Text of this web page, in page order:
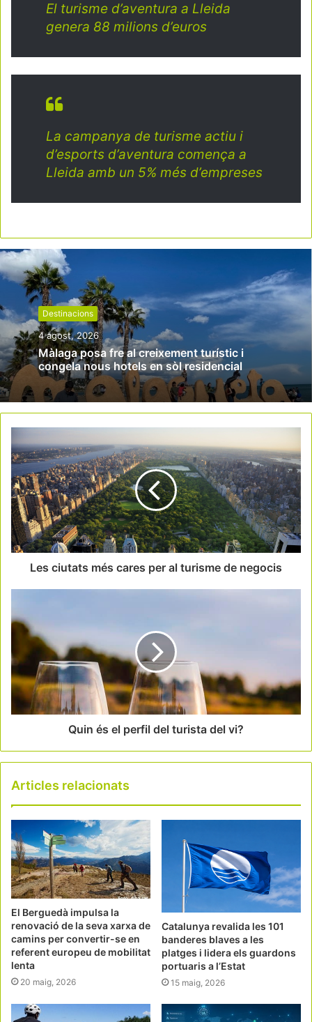
El turisme d’aventura a Lleida
genera 88 milions d’euros
La campanya de turisme actiu i
d’esports d’aventura comença a
Lleida amb un 5% més d’empreses
Destinacions
4 agost, 2026
Màlaga posa fre al creixement turístic i
congela nous hotels en sòl residencial
Les ciutats més cares per al turisme de negocis
Quin és el perfil del turista del vi?
Articles relacionats
El Berguedà impulsa la
renovació de la seva xarxa de
camins per convertir-se en
referent europeu de mobilitat
lenta
20 maig, 2026
Catalunya revalida les 101
banderes blaves a les
platges i lidera els guardons
portuaris a l’Estat
15 maig, 2026